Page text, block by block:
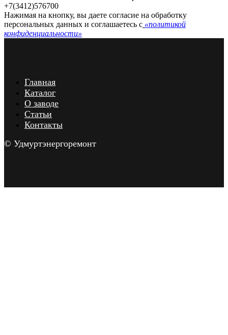
+7(3412)576700
Нажимая на кнопку, вы даете согласие на обработку
персональных данных и соглашаетесь c «политикой
конфиденциальности»
Главная
Каталог
О заводе
Статьи
Контакты
© Удмуртэнергоремонт